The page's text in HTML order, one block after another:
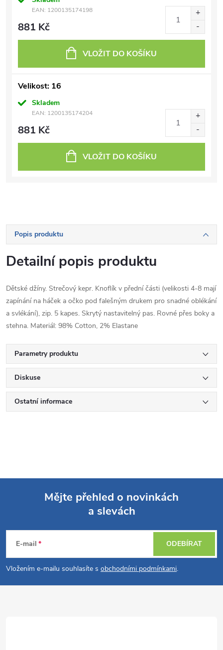
EAN: 1200135174198
881 Kč
VLOŽIT DO KOŠÍKU
Velikost: 16
Skladem
EAN: 1200135174204
881 Kč
VLOŽIT DO KOŠÍKU
Popis produktu
Detailní popis produktu
Dětské džíny. Strečový kepr. Knoflík v přední části (velikosti 4-8 mají
zapínání na háček a očko pod falešným drukem pro snadné oblékání
a svlékání), zip. 5 kapes. Skrytý nastavitelný pas. Rovné přes boky a
stehna. Materiál: 98% Cotton, 2% Elastane
Parametry produktu
Diskuse
Ostatní informace
p
a
Mějte přehled o novinkách
a slevách
E-mail
Vložením e-mailu souhlasíte s obchodními podmínkami.
ODEBÍRAT